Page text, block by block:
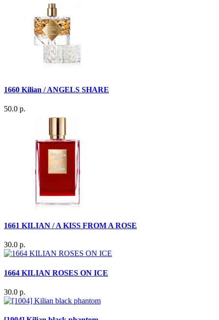
1660 Kilian / ANGELS SHARE
50.0 р.
1661 KILIAN / A KISS FROM A ROSE
30.0 р.
1664 KILIAN ROSES ON ICE
30.0 р.